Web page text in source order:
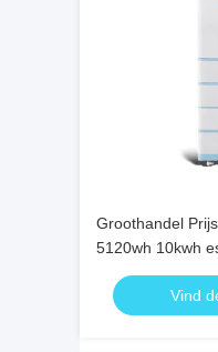
Groothandel
5120wh 10kwh
Stackable
Inverter Home
Vind